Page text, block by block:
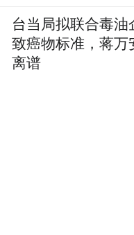
台当局拟联合毒油
致癌物标准，蒋万
离谱